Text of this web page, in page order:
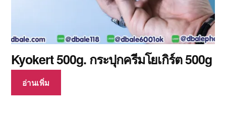
Kyokert 500g. กระปุกครีมโยเกิร์ต 500g
อ่านเพิ่ม